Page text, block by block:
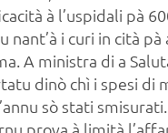
à l’uspidali pà
nant’à i curi in cità pà
A ministra di a
dinò chì i spesi di
sò stati